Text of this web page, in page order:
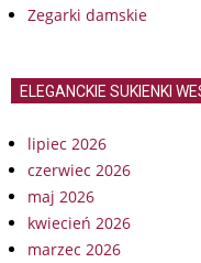
Zegarki damskie
ELEGANCKIE SUKIENKI
lipiec 2026
czerwiec 2026
maj 2026
kwiecień 2026
marzec 2026